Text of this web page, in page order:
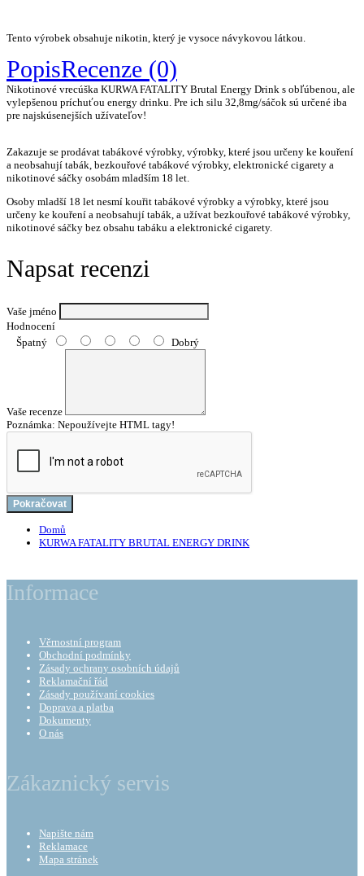
Tento výrobek obsahuje nikotin, který je vysoce návykovou látkou.
PopisRecenze (0)
Nikotinové vrecúška KURWA FATALITY Brutal Energy Drink s obľúbenou, ale
vylepšenou príchuťou energy drinku. Pre ich silu 32,8mg/sáčok sú určené iba
pre najskúsenejších užívateľov!
Zakazuje se prodávat tabákové výrobky, výrobky, které jsou určeny ke kouření
a neobsahují tabák, bezkouřové tabákové výrobky, elektronické cigarety a
nikotinové sáčky osobám mladším 18 let.
Osoby mladší 18 let nesmí kouřit tabákové výrobky a výrobky, které jsou
určeny ke kouření a neobsahují tabák, a užívat bezkouřové tabákové výrobky,
nikotinové sáčky bez obsahu tabáku a elektronické cigarety.
Napsat recenzi
Vaše jméno
Hodnocení
Špatný
Dobrý
Vaše recenze
Poznámka: Nepoužívejte HTML tagy!
Pokračovat
Domů
KURWA FATALITY BRUTAL ENERGY DRINK
Informace
Věrnostní program
Obchodní podmínky
Zásady ochrany osobních údajů
Reklamační řád
Zásady používaní cookies
Doprava a platba
Dokumenty
O nás
Zákaznický servis
Napište nám
Reklamace
Mapa stránek